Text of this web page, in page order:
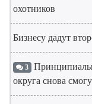
охотников
Бизнесу дадут
3
округа снова